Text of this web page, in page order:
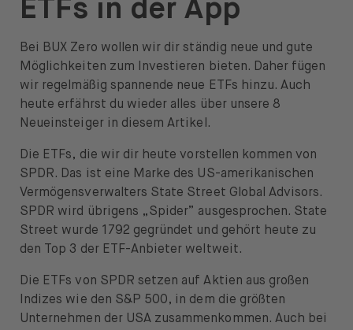
News & Insights
Prime
Sicherheit & Schutz
Über
Über uns
Karriere
Presse
Hilfe
ETFs in der App
Bei BUX Zero wollen wir dir ständig neue und gute
Möglichkeiten zum Investieren bieten. Daher fügen
wir regelmäßig spannende neue ETFs hinzu. Auch
heute erfährst du wieder alles über unsere 8
Neueinsteiger in diesem Artikel.
Die ETFs, die wir dir heute vorstellen kommen von
SPDR. Das ist eine Marke des US-amerikanischen
Vermögensverwalters State Street Global Advisors.
SPDR wird übrigens „Spider” ausgesprochen. State
Street wurde 1792 gegründet und gehört heute zu
den Top 3 der ETF-Anbieter weltweit.
Die ETFs von SPDR setzen auf Aktien aus großen
Indizes wie den S&P 500, in dem die größten
Unternehmen der USA zusammenkommen. Auch bei